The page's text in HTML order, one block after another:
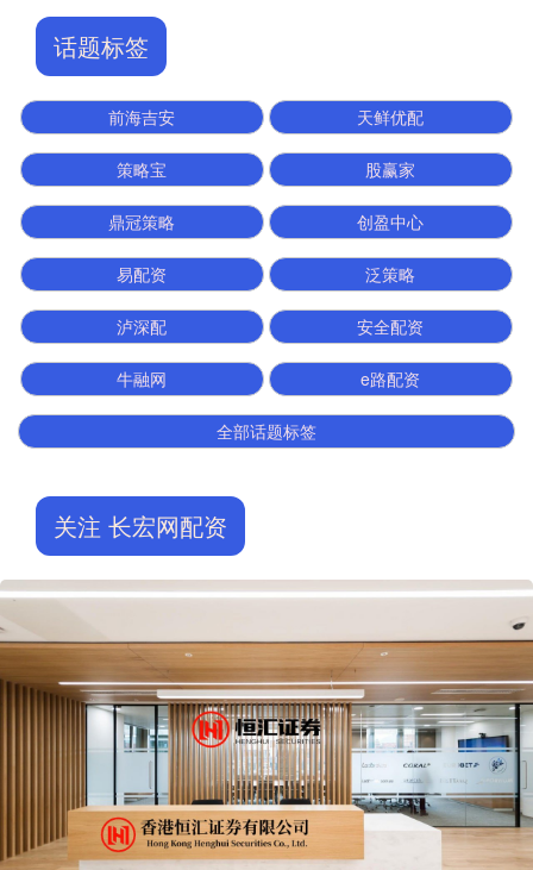
话题标签
前海吉安 天鲜优配
策略宝 股赢家
鼎冠策略 创盈中心
易配资 泛策略
泸深配 安全配资
牛融网 e路配资
全部话题标签
关注 长宏网配资